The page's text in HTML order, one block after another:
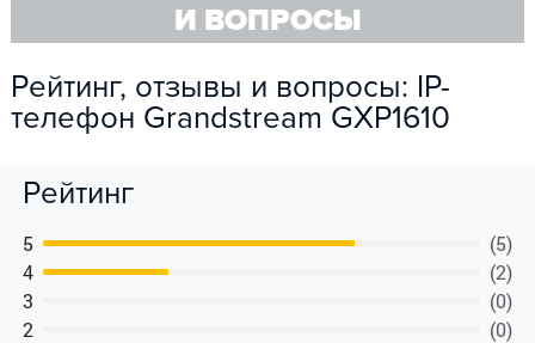
И ВОПРОСЫ
Рейтинг, отзывы и вопросы: IP-
телефон Grandstream GXP1610
Рейтинг
5
(5)
4
(2)
3
(0)
2
(0)